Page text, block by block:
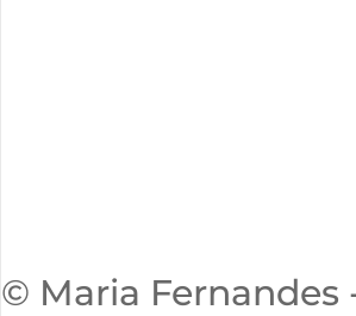
© Maria Fernandes